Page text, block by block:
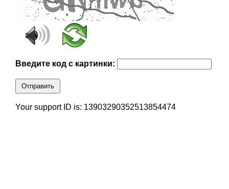
Введите код с картинки:
Отправить
Your support ID is: 13903290352513854474